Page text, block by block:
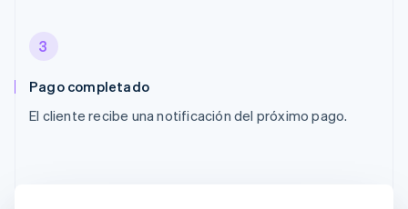
3
Pago completado
El cliente recibe una notificación del próximo pago.